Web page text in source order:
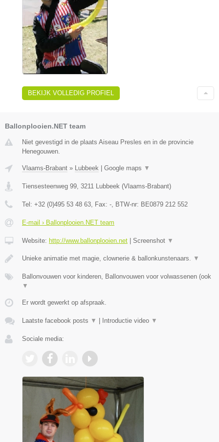
BEKIJK VOLLEDIG PROFIEL
Ballonplooien.NET team
Niet gevestigd in de plaats Aiseau Presles en in de provincie
Henegouwen.
Vlaams-Brabant » Lubbeek Google maps ▼
Tiensesteenweg 99, 3211 Lubbeek (Vlaams-Brabant)
Tel: +32 (0)495 53 48 63, Fax: -, BTW-nr: BE0879 212 552
E-mail › Ballonplooien.NET team
Website: http://www.ballonplooien.net Screenshot ▼
Unieke animatie met magie, clownerie & ballonkunstenaars. ▼
Ballonvouwen voor kinderen, Ballonvouwen voor volwassenen (ook
▼
Er wordt gewerkt op afspraak.
Laatste facebook posts ▼ Introductie video ▼
Sociale media: